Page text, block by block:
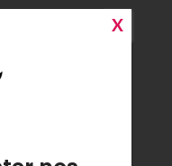
Les Boutières
et fruité. Il a été
vignes âgées de
12 mois en fûts de
des arômes de fruits
notes florales
X